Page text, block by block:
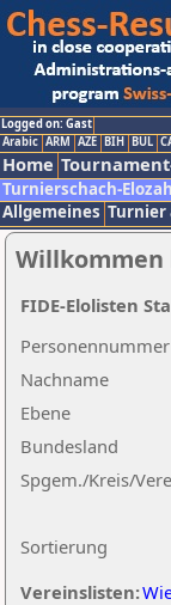
Logged on: Gast
Arabic ARM AZE BIH BUL
Home
Turnierschach-
Allgemeines Turnier
Willkommen
Nachname
Ebene
Sortierung
Personennummer
Bundesland
Spgem./Kreis/
Vereinslisten:
FIDE-Elolisten